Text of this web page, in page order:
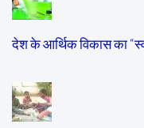
देश के आर्थिक विकास का